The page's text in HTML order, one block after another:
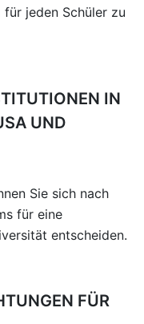
für jeden Schüler zu
IN
UND
Sie sich nach
für eine
entscheiden.
FÜR